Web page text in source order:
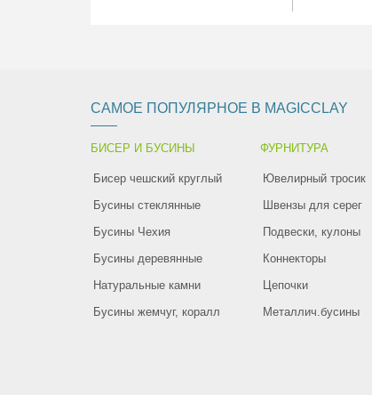
САМОЕ ПОПУЛЯРНОЕ В MAGICCLAY
БИСЕР И БУСИНЫ
Бисер чешский круглый
Бусины стеклянные
Бусины Чехия
Бусины деревянные
Натуральные камни
Бусины жемчуг, коралл
ФУРНИТУРА
Ювелирный тросик
Швензы для серег
Подвески, кулоны
Коннекторы
Цепочки
Металлич.бусины